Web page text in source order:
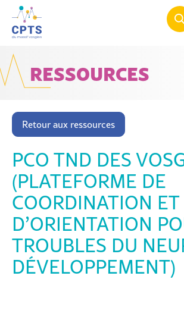
RESSOURCES
Retour aux ressources
PCO TND DES
(PLATEFORME DE
COORDINATION ET
D’ORIENTATION
TROUBLES DU
DÉVELOPPEMENT)